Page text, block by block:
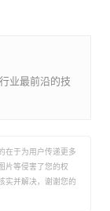
·斯科特（Rick
疆已经多次在
机而不是数据
业最前沿的技
在于为用户传递更多
片等侵害了您的权
实并解决，谢谢您的